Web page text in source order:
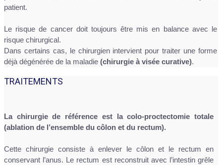
patient.
Le risque de cancer doit toujours être mis en balance avec le
risque chirurgical.
Dans certains cas, le chirurgien intervient pour traiter une forme
déjà dégénérée de la maladie (chirurgie à visée curative).
TRAITEMENTS
La chirurgie de référence est la colo-proctectomie totale
(ablation de l’ensemble du côlon et du rectum).
Cette chirurgie consiste à enlever le côlon et le rectum en
conservant l’anus. Le rectum est reconstruit avec l’intestin grêle